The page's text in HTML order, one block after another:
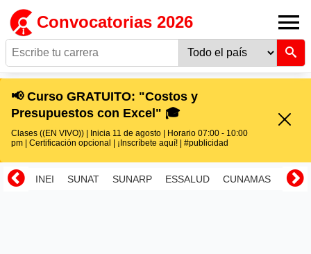
Convocatorias 2026
📢 Curso GRATUITO: "Costos y
Presupuestos con Excel" 🎓
Clases ((EN VIVO)) | Inicia 11 de agosto | Horario 07:00 - 10:00
pm | Certificación opcional | ¡Inscríbete aquí! | #publicidad
INEI SUNAT SUNARP ESSALUD CUNAMAS